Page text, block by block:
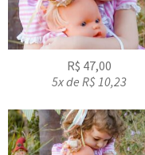
R$ 47,00
5x de R$10,23